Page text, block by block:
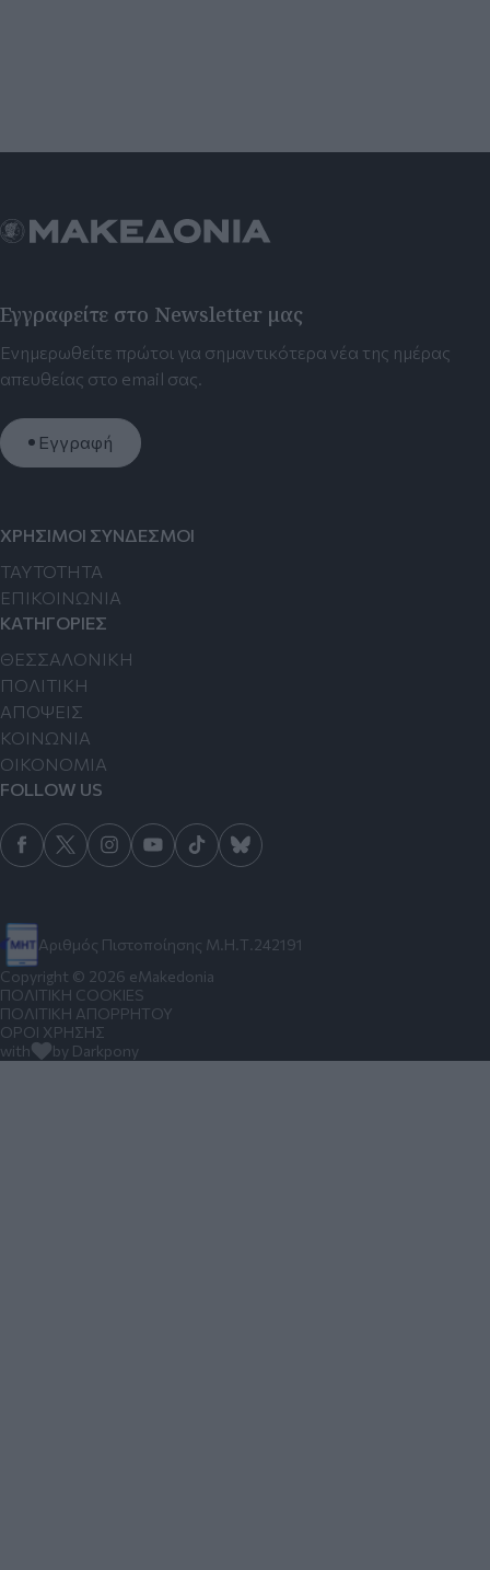
Εγγραφείτε στο Newsletter μας
Ενημερωθείτε πρώτοι για σημαντικότερα νέα της ημέρας
απευθείας στο email σας.
Εγγραφή
Αριθμός Πιστοποίησης Μ.Η.Τ.242191
ΧΡΗΣΙΜΟΙ ΣΥΝΔΕΣΜΟΙ
TAYTOTHTA
ΕΠΙΚΟΙΝΩΝΙΑ
ΚΑΤΗΓΟΡΙΕΣ
ΘΕΣΣΑΛΟΝΙΚΗ
ΠΟΛΙΤΙΚΗ
ΑΠΟΨΕΙΣ
ΚΟΙΝΩΝΙΑ
ΟΙΚΟΝΟΜΙΑ
FOLLOW US
Copyright © 2026 eMakedonia
ΠΟΛΙΤΙΚΗ COOKIES
ΠΟΛΙΤΙΚΗ ΑΠΟΡΡΗΤΟΥ
ΟΡΟΙ ΧΡΗΣΗΣ
with
by Darkpony